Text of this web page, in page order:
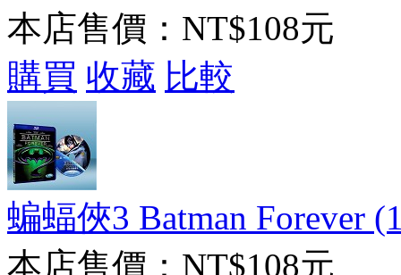
本店售價： NT$108元
購買 收藏 比較
蝙蝠俠3 Batman Forever
本店售價： NT$108元